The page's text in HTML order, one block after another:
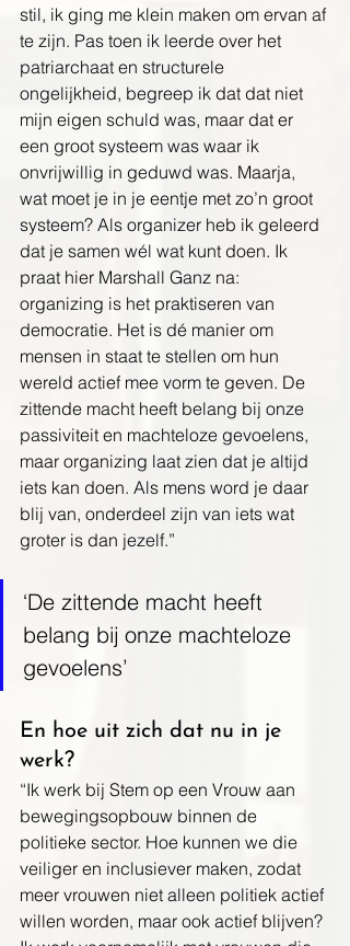
stil, ik ging me klein maken om ervan af
te zijn. Pas toen ik leerde over het
patriarchaat en structurele
ongelijkheid, begreep ik dat dat niet
mijn eigen schuld was, maar dat er
een groot systeem was waar ik
onvrijwillig in geduwd was. Maarja,
wat moet je in je eentje met zo’n groot
systeem? Als organizer heb ik geleerd
dat je samen wél wat kunt doen. Ik
praat hier Marshall Ganz na:
organizing is het praktiseren van
democratie. Het is dé manier om
mensen in staat te stellen om hun
wereld actief mee vorm te geven. De
zittende macht heeft belang bij onze
passiviteit en machteloze gevoelens,
maar organizing laat zien dat je altijd
iets kan doen. Als mens word je daar
blij van, onderdeel zijn van iets wat
groter is dan jezelf.”
‘De zittende macht heeft
belang bij onze machteloze
gevoelens’
En hoe uit zich dat nu in je
werk?
“Ik werk bij Stem op een Vrouw aan
bewegingsopbouw binnen de
politieke sector. Hoe kunnen we die
veiliger en inclusiever maken, zodat
meer vrouwen niet alleen politiek actief
willen worden, maar ook actief blijven?